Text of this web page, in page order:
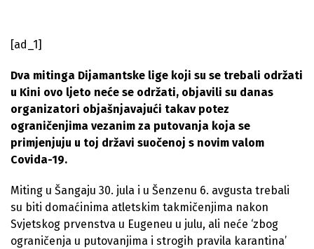
[ad_1]
Dva mitinga Dijamantske lige koji su se trebali održati
u Kini ovo ljeto neće se održati, objavili su danas
organizatori objašnjavajući takav potez
ograničenjima vezanim za putovanja koja se
primjenjuju u toj državi suočenoj s novim valom
Covida-19.
Miting u Šangaju 30. jula i u Šenzenu 6. avgusta trebali
su biti domaćinima atletskim takmičenjima nakon
Svjetskog prvenstva u Eugeneu u julu, ali neće ‘zbog
ograničenja u putovanjima i strogih pravila karantina’